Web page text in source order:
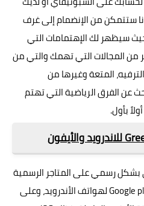
ستتمكن من الإنضمام إلى غرف
سيظهر لك الإهتمامات التي
المجالات التي تهمك والتي من
الترفيه، المتعة وغيرها من
عن الفرق الرياضية التي تهتم
بأول.
بشكل رسمي على المتاجر الرسمية
في كل من جوجل بلاي ستور Google play لهواتف الأندرويد، وعلى